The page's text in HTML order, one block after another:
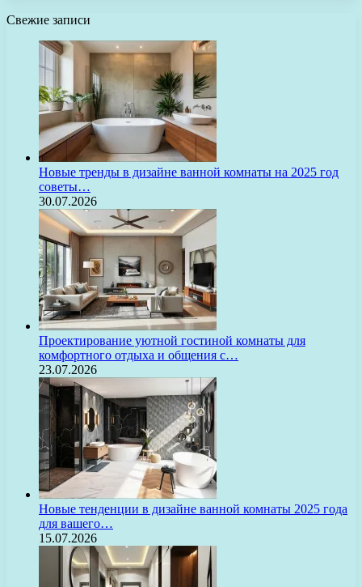
Свежие записи
Новые тренды в дизайне ванной комнаты на 2025 год
советы…
30.07.2026
Проектирование уютной гостиной комнаты для
комфортного отдыха и общения с…
23.07.2026
Новые тенденции в дизайне ванной комнаты 2025 года
для вашего…
15.07.2026